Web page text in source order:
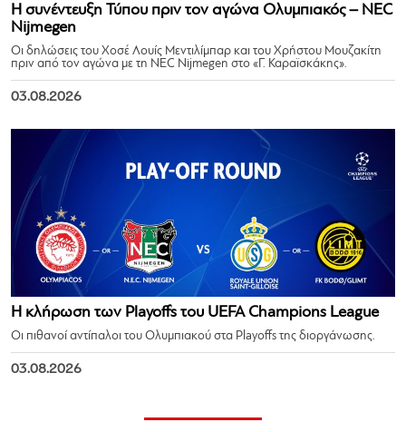
Η συνέντευξη Τύπου πριν τον αγώνα Ολυμπιακός – NEC
Nijmegen
Οι δηλώσεις του Χοσέ Λουίς Μεντιλίμπαρ και του Χρήστου Μουζακίτη
πριν από τον αγώνα με τη NEC Nijmegen στο «Γ. Καραϊσκάκης».
03.08.2026
Η κλήρωση των Playoffs του UEFA Champions League
Οι πιθανοί αντίπαλοι του Ολυμπιακού στα Playoffs της διοργάνωσης.
03.08.2026